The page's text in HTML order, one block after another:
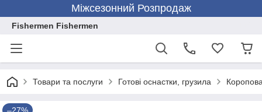
Міжсезонний Розпродаж
Fishermen Fishermen
Товари та послуги Готові оснастки, грузила